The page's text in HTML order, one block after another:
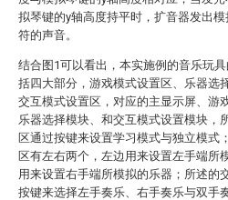
拟琴键的y轴高度持平时，扩音器发出
符的声音。
结合图1可以看出，本实施例的音乐玩
括四大部分，游戏模式设置区、乐器选
交互模式设置区，对应的主显示屏、游
乐器选择模块、和交互模式设置模块，
区通过按键来设置学习模式与独立模式
区有左右两个，左边用来设置左手端所
用来设置右手端所模拟的乐器；所述的
按键来选择左手奏乐、右手奏乐与双手